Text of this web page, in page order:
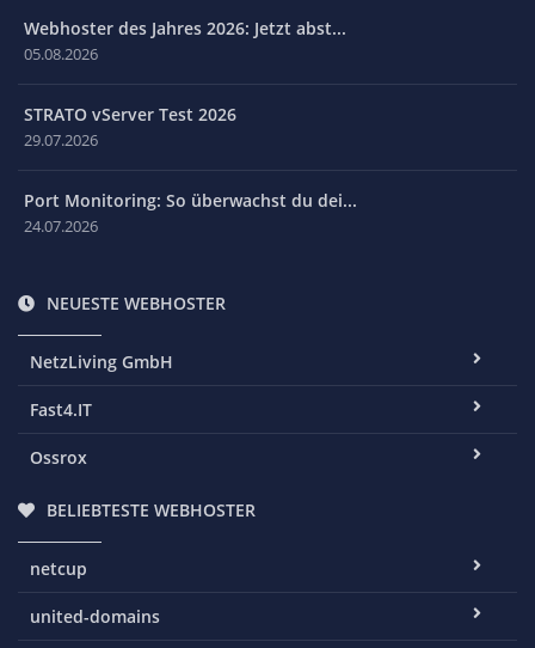
Webhoster des Jahres 2026: Jetzt abst...
05.08.2026
STRATO vServer Test 2026
29.07.2026
Port Monitoring: So überwachst du dei...
24.07.2026
NEUESTE WEBHOSTER
NetzLiving GmbH
Fast4.IT
Ossrox
BELIEBTESTE WEBHOSTER
netcup
united-domains